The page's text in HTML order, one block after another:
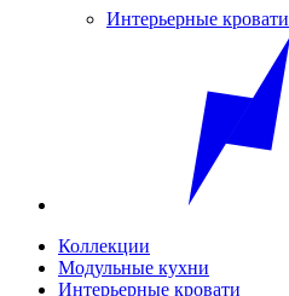
Интерьерные кровати
Коллекции
Модульные кухни
Интерьерные кровати